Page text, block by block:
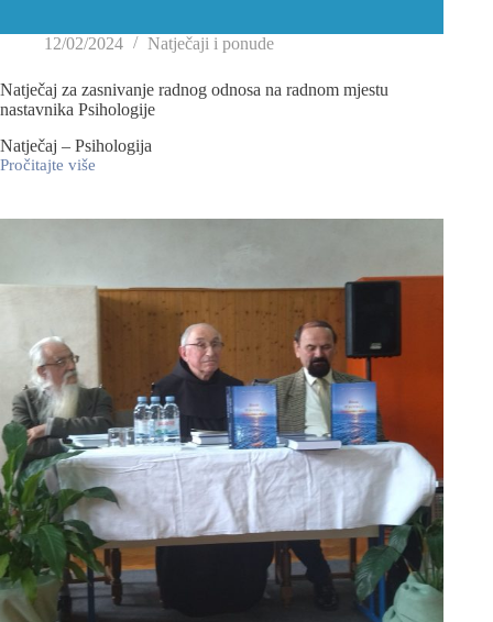
12/02/2024 Natječaji i ponude
Natječaj za zasnivanje radnog odnosa na radnom mjestu
nastavnika Psihologije
Natječaj – Psihologija
Pročitajte više